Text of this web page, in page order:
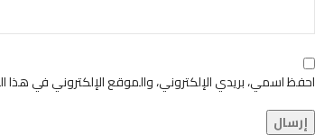
احفظ اسمي، بريدي الإلكتروني، والموقع الإلكتروني في